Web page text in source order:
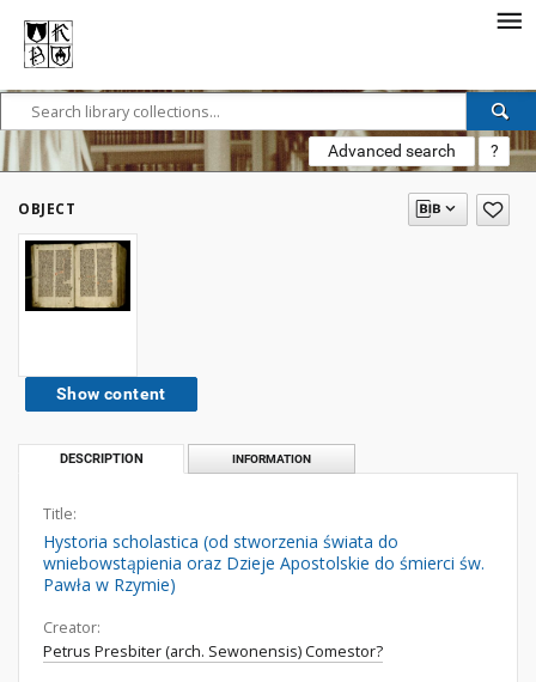
Advanced search ?
OBJECT
Show content
DESCRIPTION INFORMATION
Title:
Hystoria scholastica (od stworzenia świata do
wniebowstąpienia oraz Dzieje Apostolskie do śmierci św.
Pawła w Rzymie)
Creator:
Petrus Presbiter (arch. Sewonensis) Comestor?